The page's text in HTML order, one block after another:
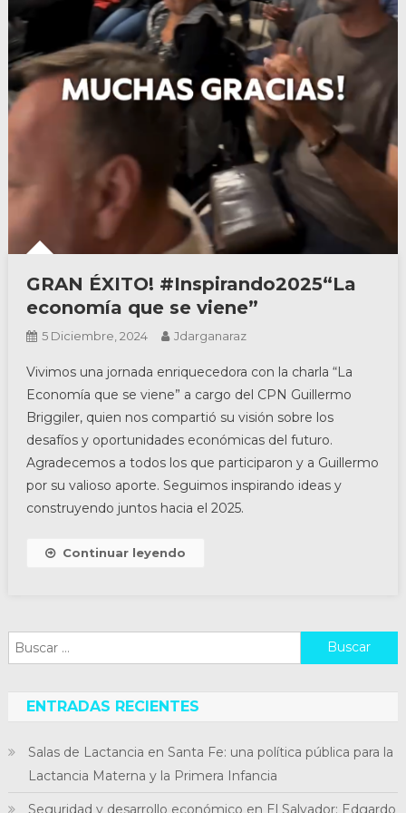
GRAN ÉXITO! #Inspirando2025“La
economía que se viene”
5 Diciembre, 2024 Jdarganaraz
Vivimos una jornada enriquecedora con la charla “La
Economía que se viene” a cargo del CPN Guillermo
Briggiler, quien nos compartió su visión sobre los
desafíos y oportunidades económicas del futuro.
Agradecemos a todos los que participaron y a Guillermo
por su valioso aporte. Seguimos inspirando ideas y
construyendo juntos hacia el 2025.
Continuar leyendo
Buscar:
ENTRADAS RECIENTES
Salas de Lactancia en Santa Fe: una política pública para la
Lactancia Materna y la Primera Infancia
Seguridad y desarrollo económico en El Salvador: Edgardo